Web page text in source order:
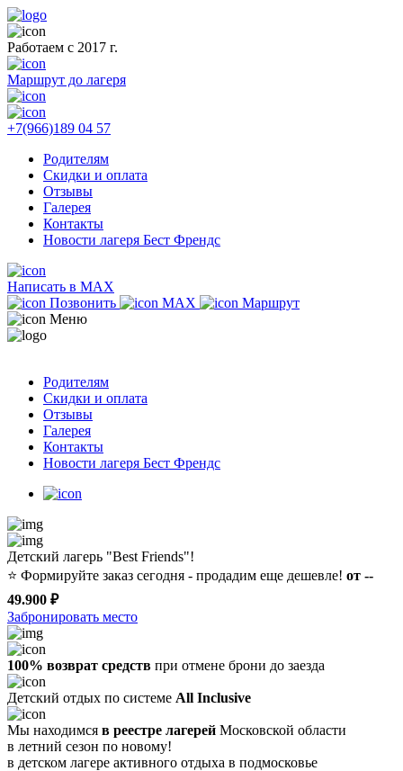
Работаем с 2017 г.
Маршрут до лагеря
+7(966)189 04 57
Родителям
Скидки и оплата
Отзывы
Галерея
Контакты
Новости лагеря Бест Френдс
Написать в MAX
Позвонить
MAX
Маршрут
Меню
Родителям
Скидки и оплата
Отзывы
Галерея
Контакты
Новости лагеря Бест Френдс
Детский лагерь "Best Friends"!
⭐️ Формируйте заказ сегодня - продадим еще дешевле! от --
49.900 ₽
Забронировать место
100% возврат средств при отмене брони до заезда
Детский отдых по системе All Inclusive
Мы находимся в реестре лагерей Московской области
в летний сезон по новому!
в детском лагере активного отдыха в подмосковье